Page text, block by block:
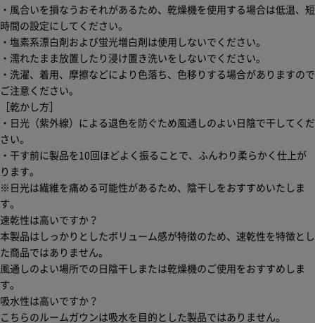
・風合いを損なうおそれがあるため、乾燥機を使用する場合は低温、短
時間の設定にしてください。
・塩素系漂白剤および蛍光増白剤は使用しないでください。
・濡れたまま放置したり浸け置き洗いをしないでください。
・洗濯、着用、摩擦などにより色落ち、色移りする場合がありますので
ご注意ください。
［乾かし方］
・日光（紫外線）による退色を防ぐため風通しのよい日陰で干してくだ
さい。
・干す前に製品を10回ほどよく振ることで、ふんわり柔らかく仕上が
ります。
※日光は繊維を痛める可能性があるため、陰干しをおすすめいたしま
す。
速乾性は高いですか？
本製品はしっかりとしたボリューム感が特徴のため、速乾性を特徴とし
た商品ではありません。
風通しのよい場所での日陰干しまたは乾燥機のご使用をおすすめしま
す。
吸水性は高いですか？
こちらのルームガウンは吸水を目的とした製品ではありません。